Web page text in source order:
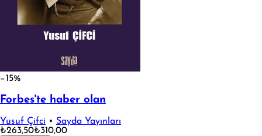
−15%
Forbes'te haber olan
Yusuf Çifci • Sayda Yayınları
₺263,50₺310,00